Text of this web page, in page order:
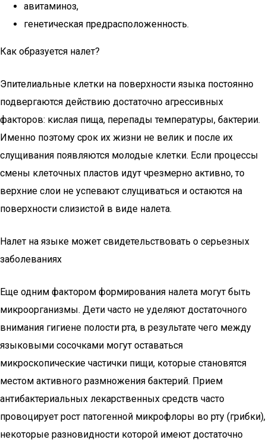
авитаминоз,
генетическая предрасположенность.
Как образуется налет?
Эпителиальные клетки на поверхности языка постоянно
подвергаются действию достаточно агрессивных
факторов: кислая пища, перепады температуры, бактерии.
Именно поэтому срок их жизни не велик и после их
слущивания появляются молодые клетки. Если процессы
смены клеточных пластов идут чрезмерно активно, то
верхние слои не успевают слущиваться и остаются на
поверхности слизистой в виде налета.
Налет на языке может свидетельствовать о серьезных
заболеваниях
Еще одним фактором формирования налета могут быть
микроорганизмы. Дети часто не уделяют достаточного
внимания гигиене полости рта, в результате чего между
языковыми сосочками могут оставаться
микроскопические частички пищи, которые становятся
местом активного размножения бактерий. Прием
антибактериальных лекарственных средств часто
провоцирует рост патогенной микрофлоры во рту (грибки),
некоторые разновидности которой имеют достаточно